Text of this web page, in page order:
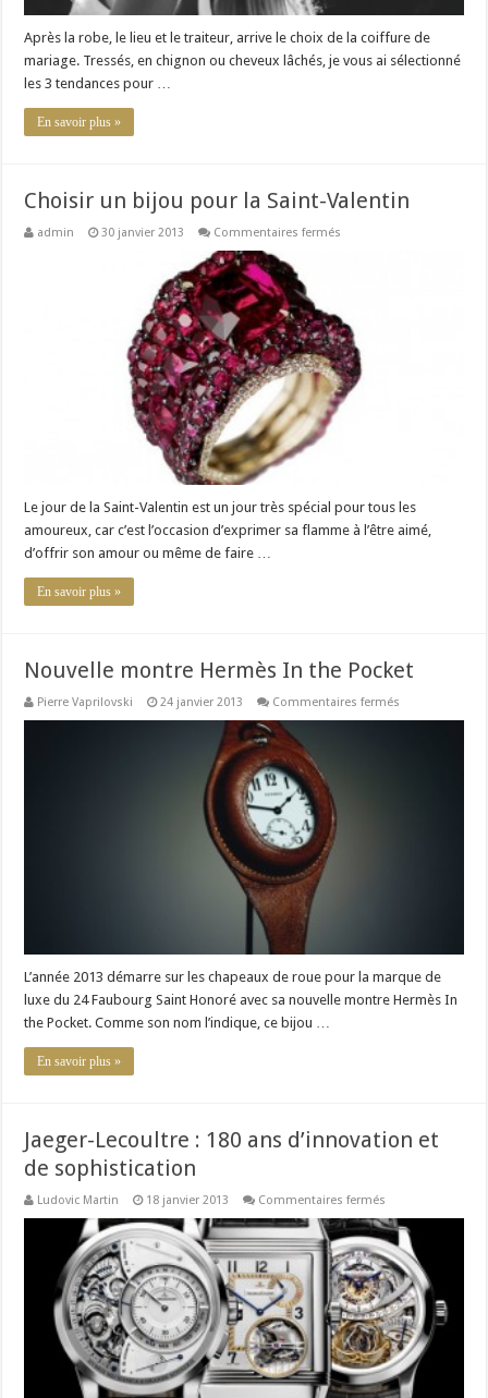
Après la robe, le lieu et le traiteur, arrive le choix de la coiffure de
mariage. Tressés, en chignon ou cheveux lâchés, je vous ai sélectionné
les 3 tendances pour …
En savoir plus »
Choisir un bijou pour la Saint-Valentin
admin 30 janvier 2013 Commentaires fermés
Saint-
Valentin
Le jour de la Saint-Valentin est un jour très spécial pour tous les
amoureux, car c’est l’occasion d’exprimer sa flamme à l’être aimé,
d’offrir son amour ou même de faire …
En savoir plus »
Nouvelle montre Hermès In the Pocket
Pierre Vaprilovski 24 janvier 2013 Commentaires fermés
L’année 2013 démarre sur les chapeaux de roue pour la marque de
luxe du 24 Faubourg Saint Honoré avec sa nouvelle montre Hermès In
the Pocket. Comme son nom l’indique, ce bijou …
En savoir plus »
Jaeger-Lecoultre : 180 ans d’innovation et
de sophistication
Ludovic Martin 18 janvier 2013 Commentaires fermés
Lecoultre
:
180
ans
d’innovation
et
de
sophistication